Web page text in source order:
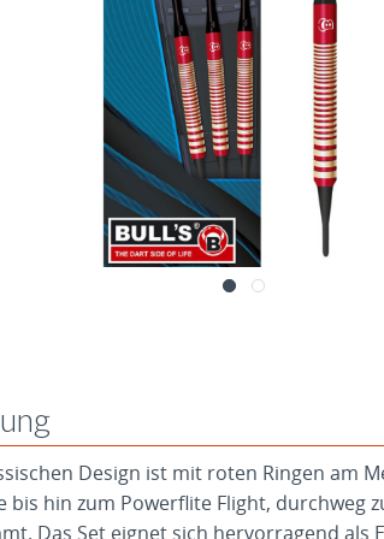
Design ist mit roten Ringen am
bis hin zum Powerflite Flight, durchweg
Das Set eignet sich hervorragend als